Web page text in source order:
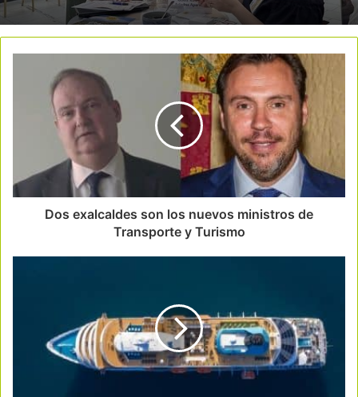
Dos exalcaldes son los nuevos ministros de
Transporte y Turismo